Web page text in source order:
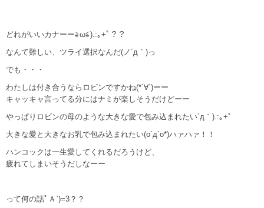
どれがいいカナーー≧ω≦).:｡+ﾟ？？
なんて難しい、ツライ選択なんだ(ノ´д｀)っ
でも・・・
わたしは付き合うならロビンですかね(*´∀`)ーー
キャッキャ言ってる分にはナミが楽しそうだけどーー
やっぱりロビンの母のような大きな愛で包み込まれたい´д｀).:｡+ﾟ
大きな愛と大きなお乳で包み込まれたい(o`д´o*)ハァハァ！！
ハンコックは一生愛してくれるだろうけど、
疲れてしまいそうだしなーー
って何の話ﾟＡ`)=3？？